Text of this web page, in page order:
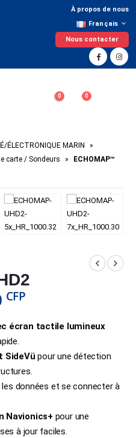
À propos de nous
Français
Nous contacter
0 0
ÉLECTRONIQUE MARIN
»
carte / Sondeurs »
ECHOMAP™
CFP
écran tactile lumineux
SideVü pour une détection
données et se connecter à
Navionics+ pour une
à jour faciles.